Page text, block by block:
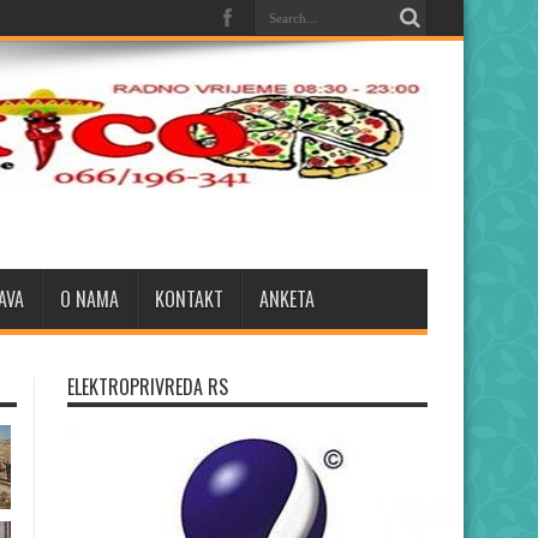
O NAMA KONTAKT ANKETA
ELEKTROPRIVREDA RS